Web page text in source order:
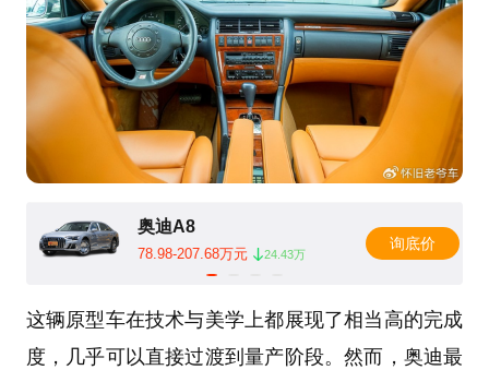
奥迪A8
78.98-207.68万元 24.43万
询底价
这辆原型车在技术与美学上都展现了相当高的完成
度，几乎可以直接过渡到量产阶段。然而，奥迪最